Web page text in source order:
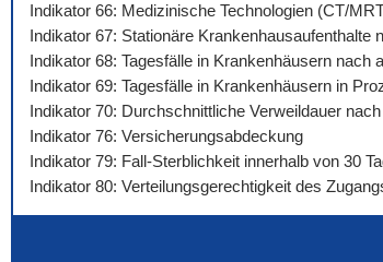
Indikator 66: Medizinische Technologien (CT/
Indikator 67: Stationäre Krankenhausaufenthalte
Indikator 68: Tagesfälle in Krankenhäusern nach
Indikator 69: Tagesfälle in Krankenhäusern in
Indikator 70: Durchschnittliche Verweildauer
Indikator 76: Versicherungsabdeckung
Indikator 79: Fall-Sterblichkeit innerhalb von 30
Indikator 80: Verteilungsgerechtigkeit des